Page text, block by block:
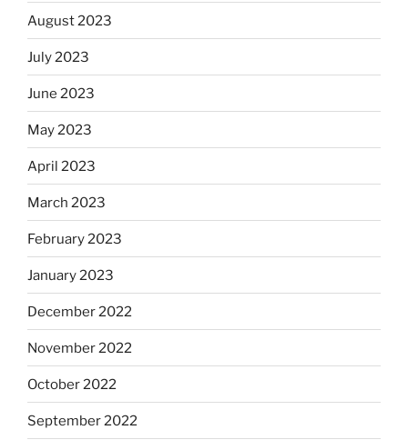
August 2023
July 2023
June 2023
May 2023
April 2023
March 2023
February 2023
January 2023
December 2022
November 2022
October 2022
September 2022